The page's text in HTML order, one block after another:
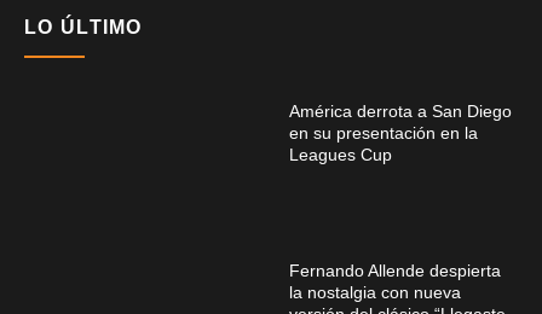
LO ÚLTIMO
América derrota a San Diego
en su presentación en la
Leagues Cup
Fernando Allende despierta
la nostalgia con nueva